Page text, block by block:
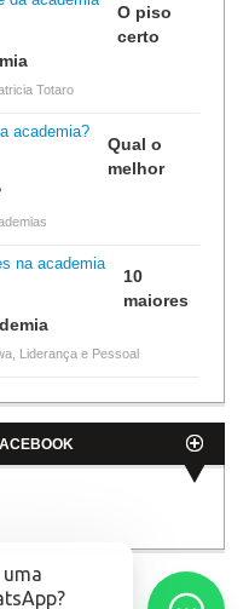
O piso
certo
Totaro
Qual o
melhor
10
maiores
Liderança e Pessoal